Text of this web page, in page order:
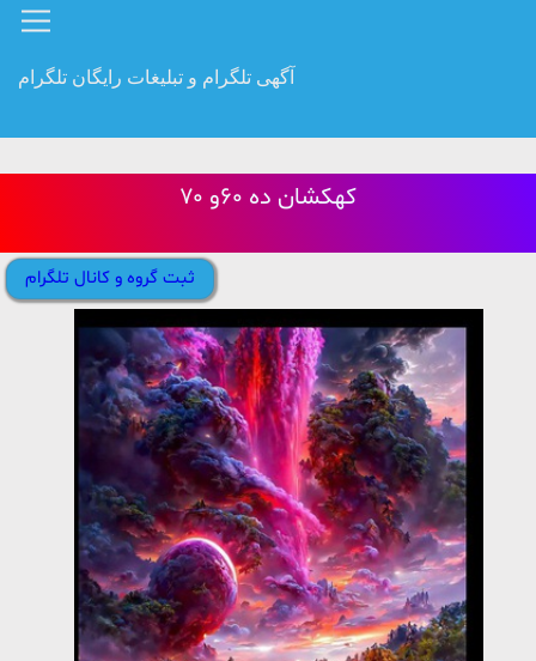
آگهی تلگرام و تبلیغات رایگان تلگرام
کهکشان ده ۶۰و ۷۰
ثبت گروه و کانال تلگرام